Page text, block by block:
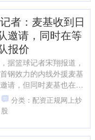
者：麦基收到日
邀请，同时在等
报价
据篮球记者宋翔报道，
钢效力的内线外援麦基
请，但同时麦基也在等
价。 报道称上赛季在北
的内线....
分类：配资正规网上炒
股